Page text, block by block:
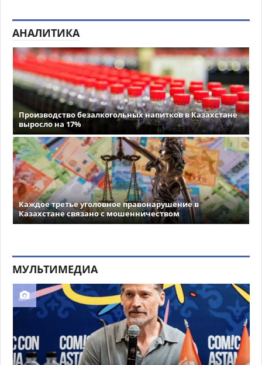
АНАЛИТИКА
Производство безалкогольных напитков в Казахстане
выросло на 17%
Каждое третье уголовное правонарушение в
Казахстане связано с мошенничеством
МУЛЬТИМЕДИА